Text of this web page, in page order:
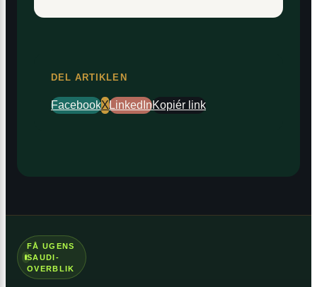
DEL ARTIKLEN
FacebookXLinkedInKopiér link
FÅ UGENS
SAUDI-
OVERBLIK